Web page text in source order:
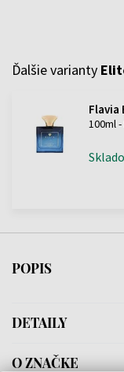
Ďalšie varianty
Flavia
100ml
POPIS
DETAILY
O ZNAČKE